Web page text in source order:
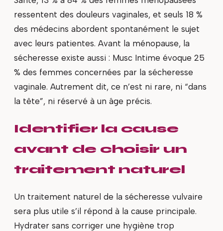
ressentent des douleurs vaginales, et seuls 18 %
des médecins abordent spontanément le sujet
avec leurs patientes. Avant la ménopause, la
sécheresse existe aussi : Musc Intime évoque 25
% des femmes concernées par la sécheresse
vaginale. Autrement dit, ce n’est ni rare, ni “dans
la tête”, ni réservé à un âge précis.
Identifier la cause
avant de choisir un
traitement naturel
Un traitement naturel de la sécheresse vulvaire
sera plus utile s’il répond à la cause principale.
Hydrater sans corriger une hygiène trop